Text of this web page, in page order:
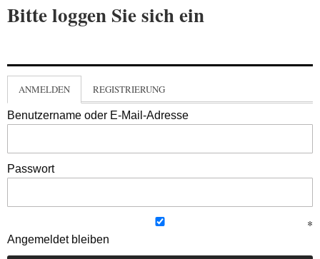
Bitte loggen Sie sich ein
ANMELDEN REGISTRIERUNG
Benutzername oder E-Mail-Adresse
Passwort
Angemeldet bleiben